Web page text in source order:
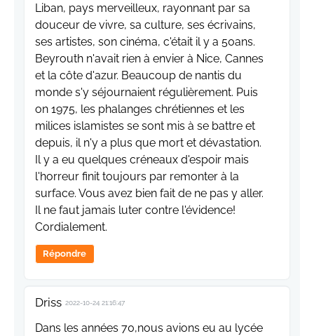
Liban, pays merveilleux, rayonnant par sa
douceur de vivre, sa culture, ses écrivains,
ses artistes, son cinéma, c'était il y a 50ans.
Beyrouth n'avait rien à envier à Nice, Cannes
et la côte d'azur. Beaucoup de nantis du
monde s'y séjournaient régulièrement. Puis
on 1975, les phalanges chrétiennes et les
milices islamistes se sont mis à se battre et
depuis, il n'y a plus que mort et dévastation.
Il y a eu quelques créneaux d'espoir mais
l'horreur finit toujours par remonter à la
surface. Vous avez bien fait de ne pas y aller.
Il ne faut jamais luter contre l'évidence!
Cordialement.
Répondre
Driss 2022-10-24 21:16:47
Dans les années 70,nous avions eu au lycée